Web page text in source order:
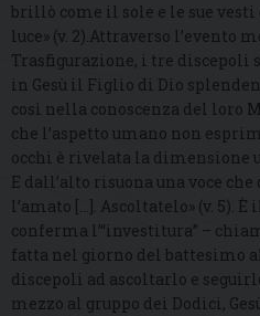
brillò come il sole e le sue
luce» (v. 2).Attraverso l’evento
Trasfigurazione, i tre discepoli
in Gesù il Figlio di Dio
così nella conoscenza del loro
che l’aspetto umano non
occhi è rivelata la dimensione
E dall’alto risuona una voce
l’amato […]. Ascoltatelo» (v. 5).
conferma l’“investitura” –
fatta nel giorno del battesimo
discepoli ad ascoltarlo e
mezzo al gruppo dei Dodici,